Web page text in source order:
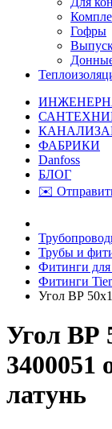
Гофры
ФАБРИКИ
Danfoss
БЛОГ
✉️
Трубы и
Фитинги для
Фитинги
Угол ВР
Угол ВР
3400051
латунь